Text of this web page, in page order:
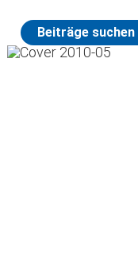
Beiträge suchen